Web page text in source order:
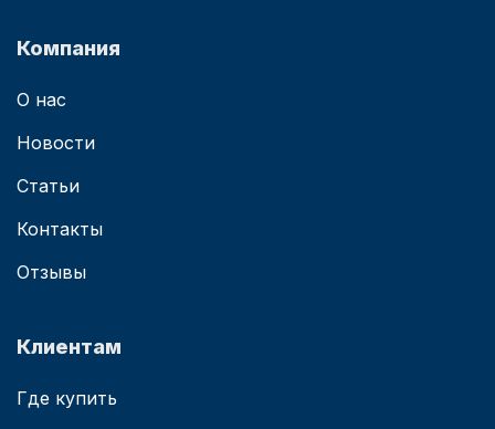
Компания
О нас
Новости
Статьи
Контакты
Отзывы
Клиентам
Где купить